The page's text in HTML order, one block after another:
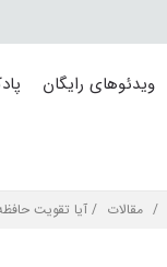
ویدئوهای رایگان
/ مقالات / آیا تقویت